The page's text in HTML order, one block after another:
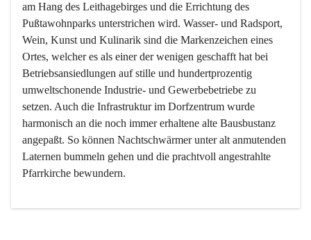
am Hang des Leithagebirges und die Errichtung des
Pußtawohnparks unterstrichen wird. Wasser- und Radsport,
Wein, Kunst und Kulinarik sind die Markenzeichen eines
Ortes, welcher es als einer der wenigen geschafft hat bei
Betriebsansiedlungen auf stille und hundertprozentig
umweltschonende Industrie- und Gewerbebetriebe zu
setzen. Auch die Infrastruktur im Dorfzentrum wurde
harmonisch an die noch immer erhaltene alte Bausbustanz
angepaßt. So können Nachtschwärmer unter alt anmutenden
Laternen bummeln gehen und die prachtvoll angestrahlte
Pfarrkirche bewundern.
Der Weinbau dominert heute nicht mehr, ist aber integrativer